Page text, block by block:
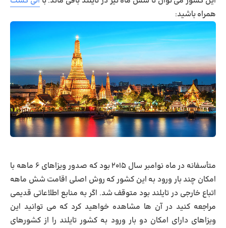
همراه باشید:
متأسفانه در ماه نوامبر سال ۲۰۱۵ بود که صدور ویزاهای ۶ ماهه با
امکان چند بار ورود به این کشور که روش اصلی اقامت شش ‌ماهه
اتباع خارجی در تایلند بود متوقف شد. اگر به منابع اطلاعاتی قدیمی
مراجعه کنید در آن ‌ها مشاهده خواهید کرد که می ‌توانید این
ویزاهای دارای امکان دو بار ورود به کشور تایلند را از کشورهای